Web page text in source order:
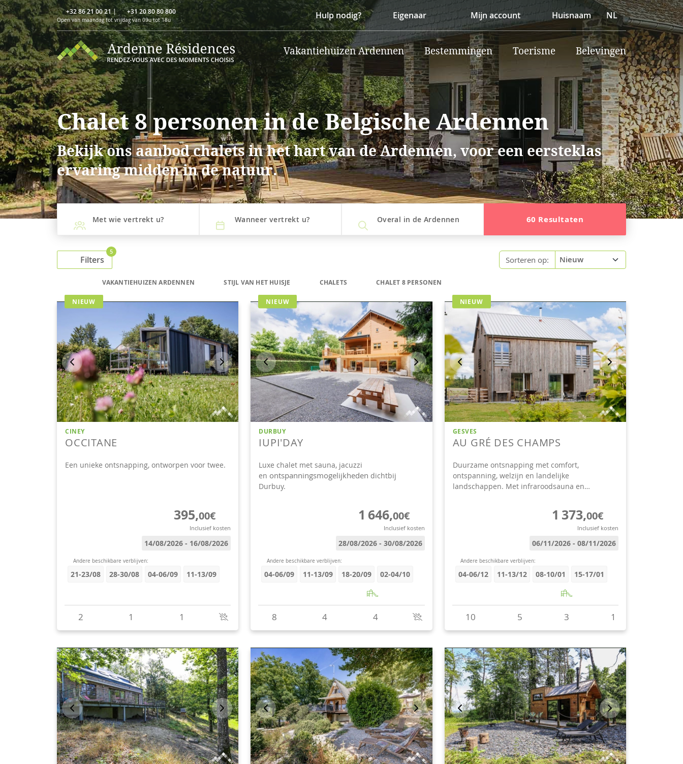
+32 86 21 00 21| +31 20 80 80 800
Open van maandag tot vrijdag van 09u tot 18u Hulp nodig? Eigenaar Mijn account Huisnaam NL
Vakantiehuizen Ardennen Bestemmingen Toerisme Belevingen
Chalet 8 personen in de Belgische Ardennen
Bekijk ons aanbod chalets in het hart van de Ardennen, voor een eersteklas
ervaring midden in de natuur.
Met wie vertrekt u? Wanneer vertrekt u? Overal in de Ardennen 60 Resultaten
Filters
5
Sorteren op:
VAKANTIEHUIZEN ARDENNEN STIJL VAN HET HUISJE CHALETS CHALET 8 PERSONEN